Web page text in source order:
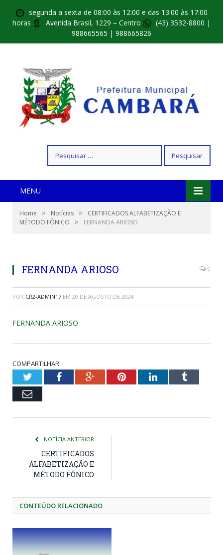
segunda a sexta de 08:00 às 12:00 e das 13:00 às 17:00
horas
Avenida Brasil, 1229 – Centro
(43) 3532-8800 |
988665565 | 988665826
por:
MENU
Home » Notícias »
CERTIFICADOS ALFABETIZAÇÃO E
MÉTODO FÔNICO
» FERNANDA ARIOSO
FERNANDA ARIOSO 0
POR CR2-ADMIN17 EM 20 DE AGOSTO DE 2024
FERNANDA ARIOSO
COMPARTILHAR:
TwitterFacebookGoogle+PinterestLinkedInTumblr
Email
NOTÍCIA ANTERIOR
CERTIFICADOS
ALFABETIZAÇÃO E
MÉTODO FÔNICO
CONTEÚDO RELACIONADO